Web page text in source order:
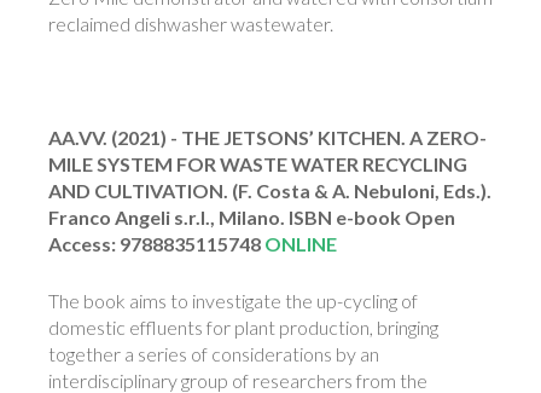
reclaimed dishwasher wastewater.
AA.VV. (2021) - THE JETSONS’ KITCHEN. A ZERO-
MILE SYSTEM FOR WASTE WATER RECYCLING
AND CULTIVATION. (F. Costa & A. Nebuloni, Eds.).
Franco Angeli s.r.l., Milano. ISBN e-book Open
Access: 9788835115748 ONLINE
The book aims to investigate the up-cycling of
domestic effluents for plant production, bringing
together a series of considerations by an
interdisciplinary group of researchers from the